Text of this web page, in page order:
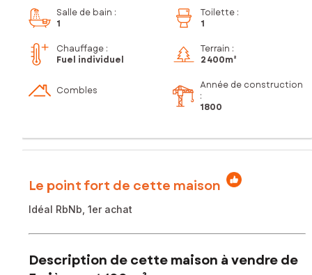
Salle de bain :
1
Toilette :
1
Chauffage :
Fuel individuel
Terrain :
2 400m²
Combles
Année de construction
:
1800
Le point fort de cette maison
Idéal RbNb, 1er achat
Description de cette maison à vendre de